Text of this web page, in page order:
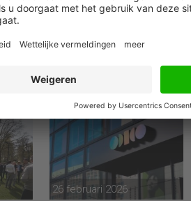
26 februari 2026